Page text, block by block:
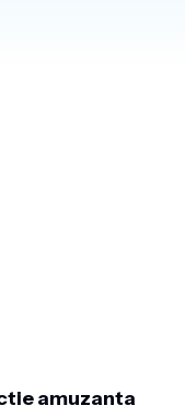
amuzanta